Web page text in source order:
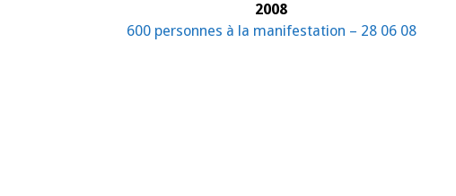
2008
600 personnes à la manifestation – 28 06 08